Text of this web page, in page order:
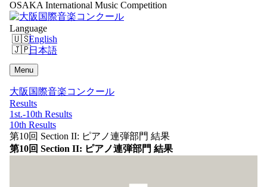
OSAKA International Music Competition
Language
English
日本語
Menu
大阪国際音楽コンクール
Results
1st.-10th Results
10th Results
第10回 Section II: ピアノ連弾部門 結果
第10回 Section II: ピアノ連弾部門 結果